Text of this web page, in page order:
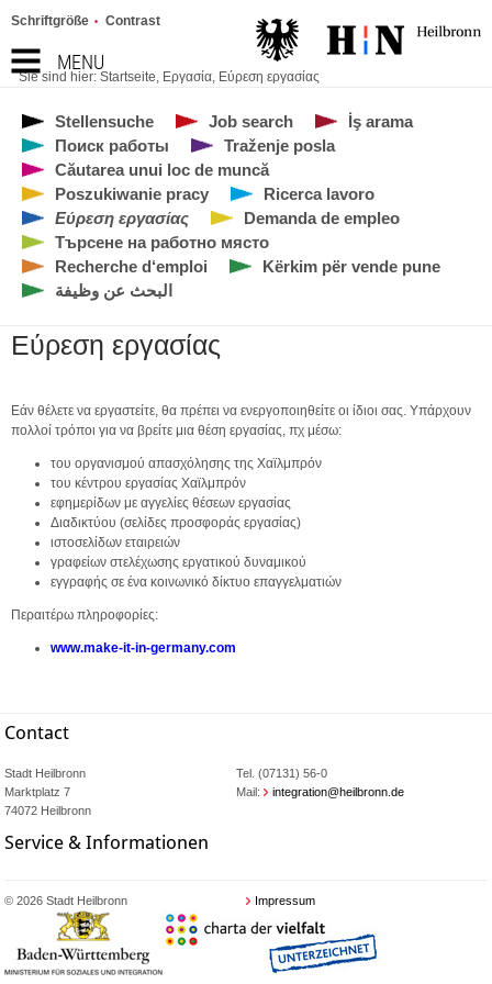
MENU
Schriftgröße Contrast
Sie sind hier: Startseite, Εργασία, Εύρεση εργασίας
Stellensuche Job search
İş arama
Поиск работы
Traženje posla
Căutarea unui loc de muncă
Poszukiwanie pracy
Ricerca lavoro
Εύρεση εργασίας
Demanda de empleo
Търсене на работно място
Recherche d‘emploi
Kërkim për vende pune
البحث عن وظيفة
Εύρεση εργασίας
Εάν θέλετε να εργαστείτε, θα πρέπει να ενεργοποιηθείτε οι ίδιοι σας. Υπάρχουν
πολλοί τρόποι για να βρείτε μια θέση εργασίας, πχ μέσω:
του οργανισμού απασχόλησης της Χαϊλμπρόν
του κέντρου εργασίας Χαϊλμπρόν
εφημερίδων με αγγελίες θέσεων εργασίας
Διαδικτύου (σελίδες προσφοράς εργασίας)
ιστοσελίδων εταιρειών
γραφείων στελέχωσης εργατικού δυναμικού
εγγραφής σε ένα κοινωνικό δίκτυο επαγγελματιών
Περαιτέρω πληροφορίες:
www.make-it-in-germany.com
Contact
Stadt Heilbronn
Marktplatz 7
74072 Heilbronn
Tel. (07131) 56-0
Mail:
integration@heilbronn.de
Service & Informationen
© 2026 Stadt Heilbronn Impressum